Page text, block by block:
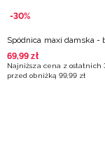
-30%
Spódnica maxi damska -
69,99 zł
Najniższa cena z ostatnich
przed obniżką 99,99 zł